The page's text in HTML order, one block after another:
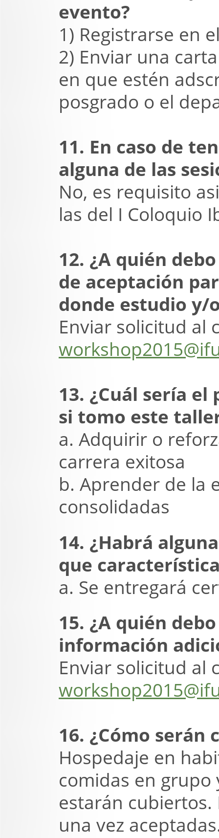
evento?
1) Registrarse en
2) Enviar una
en que estén
posgrado o el
11. En caso de
alguna de las
No, es requisito
las del I Coloquio
12. ¿A quién
de aceptación
donde estudio y/
Enviar solicitud al
13. ¿Cuál sería
si tomo este
a. Adquirir o
carrera exitosa
b. Aprender de la
consolidadas
14. ¿Habrá
que
a. Se entregará
15. ¿A quién
información
Enviar solicitud al
16. ¿Cómo serán
Hospedaje en
comidas en
estarán
una vez